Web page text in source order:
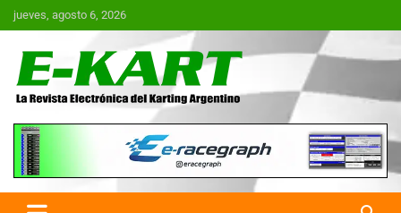
Saltar
al
jueves, agosto 6, 2026
E-Kart.com.ar | La Revista
Electrónica del Karting en
Argentina